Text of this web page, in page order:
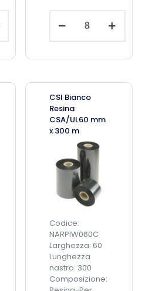
a
t
t
à
al
e
o
C
e
r
a
6
5
m
m
x
3
CSI Bianco
Resina
CSA/UL60 mm
x 300 m
Codice:
NARPIW060C
Larghezza: 60
Lunghezza
nastro: 300
Composizione: